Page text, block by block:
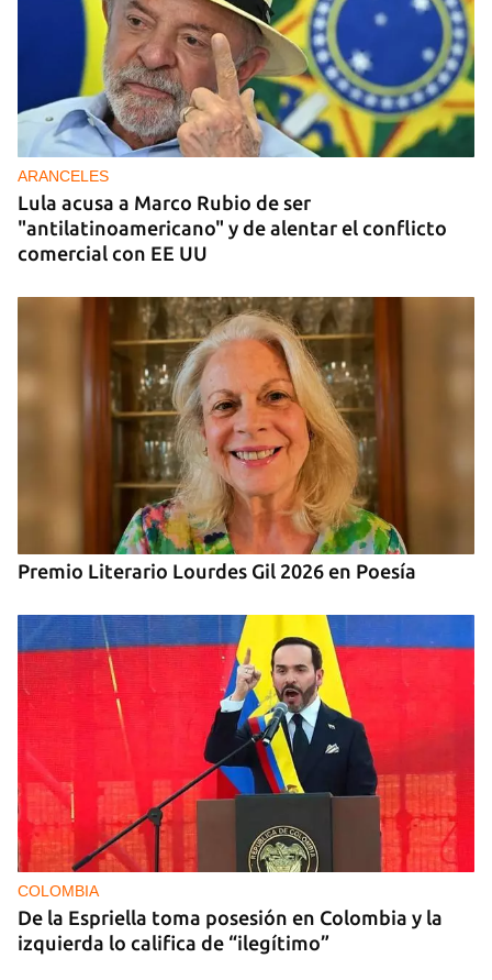
DONACIONES
China entrega otros 5.000 sistemas fotovoltaicos
para zonas rurales de Cuba
ARANCELES
Lula acusa a Marco Rubio de ser
"antilatinoamericano" y de alentar el conflicto
comercial con EE UU
Premio Literario Lourdes Gil 2026 en Poesía
COLOMBIA
De la Espriella toma posesión en Colombia y la
izquierda lo califica de “ilegítimo”